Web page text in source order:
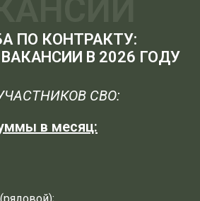
ПО КОНТРАКТУ:
В 2026 ГОДУ
СВО:
в месяц: